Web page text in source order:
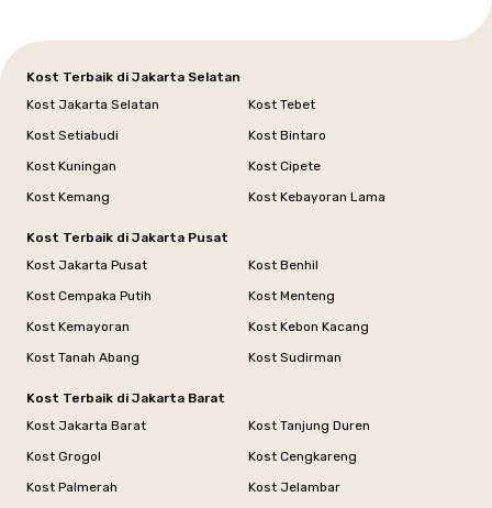
Kost Terbaik di Jakarta Selatan
Kost Jakarta Selatan
Kost Tebet
Kost Setiabudi
Kost Bintaro
Kost Kuningan
Kost Cipete
Kost Kemang
Kost Kebayoran Lama
Kost Terbaik di Jakarta Pusat
Kost Jakarta Pusat
Kost Benhil
Kost Cempaka Putih
Kost Menteng
Kost Kemayoran
Kost Kebon Kacang
Kost Tanah Abang
Kost Sudirman
Kost Terbaik di Jakarta Barat
Kost Jakarta Barat
Kost Tanjung Duren
Kost Grogol
Kost Cengkareng
Kost Palmerah
Kost Jelambar